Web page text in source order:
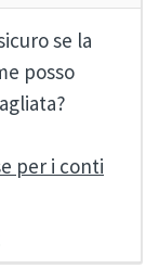
se la
posso
per i conti